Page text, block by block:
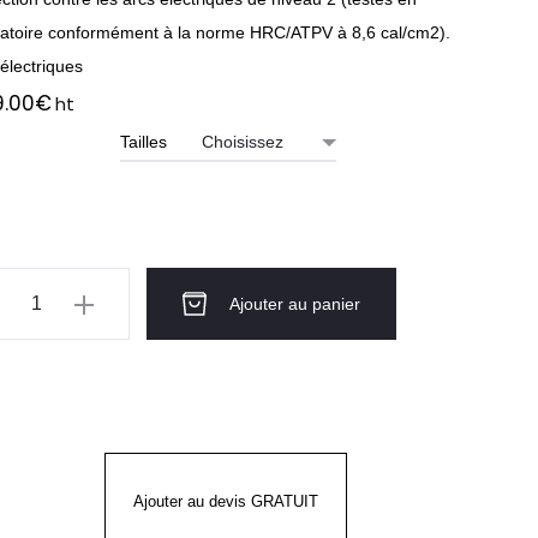
conformément à la norme HRC/ATPV à 8,6 cal/cm2).
€ht
Tailles
Ajouter au panier
Ajouter au devis GRATUIT